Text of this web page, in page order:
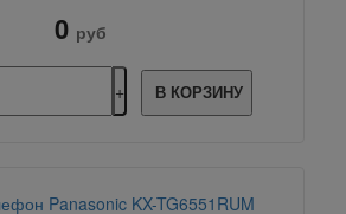
0 руб
В КОРЗИНУ